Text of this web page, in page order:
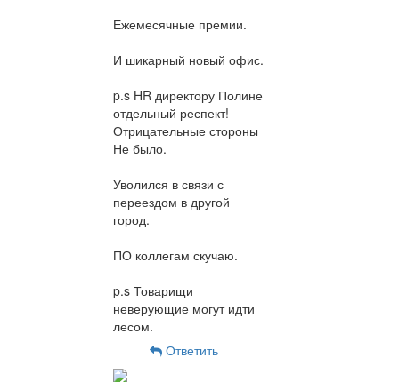
Ежемесячные премии.
И шикарный новый офис.
p.s HR директору Полине
отдельный респект!
Отрицательные стороны
Не было.
Уволился в связи с
переездом в другой
город.
ПО коллегам скучаю.
p.s Товарищи
неверующие могут идти
лесом.
Ответить